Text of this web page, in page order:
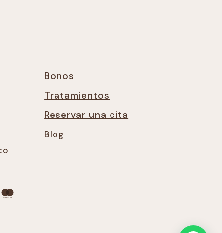
Bonos
Tratamientos
Reservar una cita
Blog